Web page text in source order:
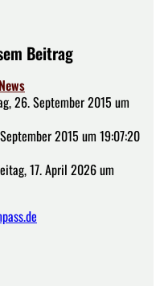
Beitrag
News
26. September 2015 um
2015 um 19:07:20
17. April 2026 um